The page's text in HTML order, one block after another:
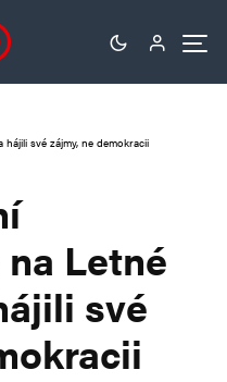
své zájmy, ne demokracii
Letné
své